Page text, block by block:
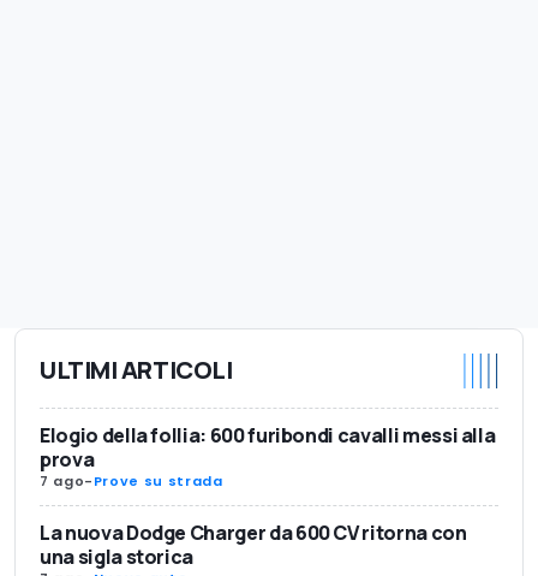
ULTIMI ARTICOLI
Elogio della follia: 600 furibondi cavalli messi alla
prova
7 ago-Prove su strada
La nuova Dodge Charger da 600 CV ritorna con
una sigla storica